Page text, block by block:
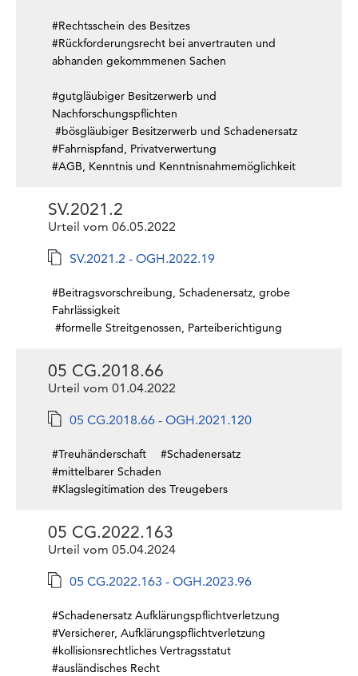
#Rechtsschein des Besitzes
#Rückforderungsrecht bei anvertrauten und
abhanden gekommmenen Sachen
#gutgläubiger Besitzerwerb und
Nachforschungspflichten
#bösgläubiger Besitzerwerb und Schadenersatz
#Fahrnispfand, Privatverwertung
#AGB, Kenntnis und Kenntnisnahmemöglichkeit
SV.2021.2
Urteil vom 06.05.2022
SV.2021.2 - OGH.2022.19
#Beitragsvorschreibung, Schadenersatz, grobe
Fahrlässigkeit
#formelle Streitgenossen, Parteiberichtigung
05 CG.2018.66
Urteil vom 01.04.2022
05 CG.2018.66 - OGH.2021.120
#Treuhänderschaft
#Schadenersatz
#mittelbarer Schaden
#Klagslegitimation des Treugebers
05 CG.2022.163
Urteil vom 05.04.2024
05 CG.2022.163 - OGH.2023.96
#Schadenersatz Aufklärungspflichtverletzung
#Versicherer, Aufklärungspflichtverletzung
#kollisionsrechtliches Vertragsstatut
#ausländisches Recht